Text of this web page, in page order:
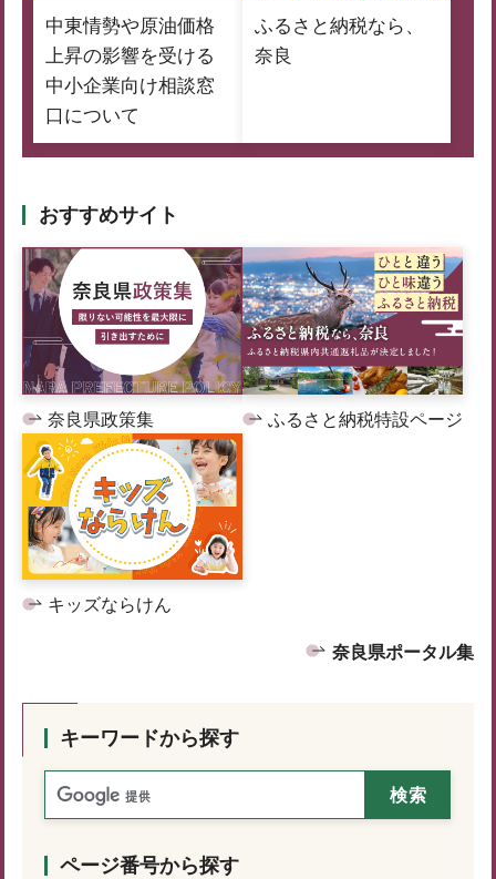
中東情勢や原油価格
上昇の影響を受ける
中小企業向け相談窓
口について
ふるさと納税なら、
奈良
おすすめサイト
奈良県政策集 ふるさと納税特設ページ
キッズならけん
奈良県ポータル集
キーワードから探す
ページ番号から探す